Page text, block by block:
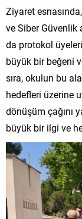
Ziyaret
ve Siber Güvenlik
da protokol
büyük bir beğeni
sıra, okulun bu
hedefleri üzerine
dönüşüm çağını
büyük bir ilgi ve